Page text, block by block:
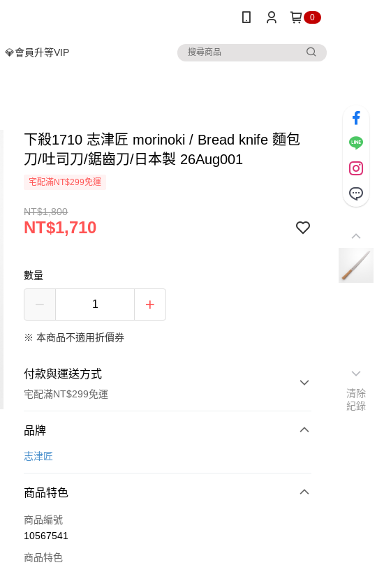
0
💎會員升等VIP
下殺1710 志津匠 morinoki / Bread knife 麵包
刀/吐司刀/鋸齒刀/日本製 26Aug001
宅配滿NT$299免運
NT$1,800
NT$1,710
數量
※ 本商品不適用折價券
付款與運送方式
宅配滿NT$299免運
付款方式
信用卡一次付款
悠遊付
Google Pay
品牌
志津匠
商品特色
商品編號
10567541
商品特色
清除
紀錄